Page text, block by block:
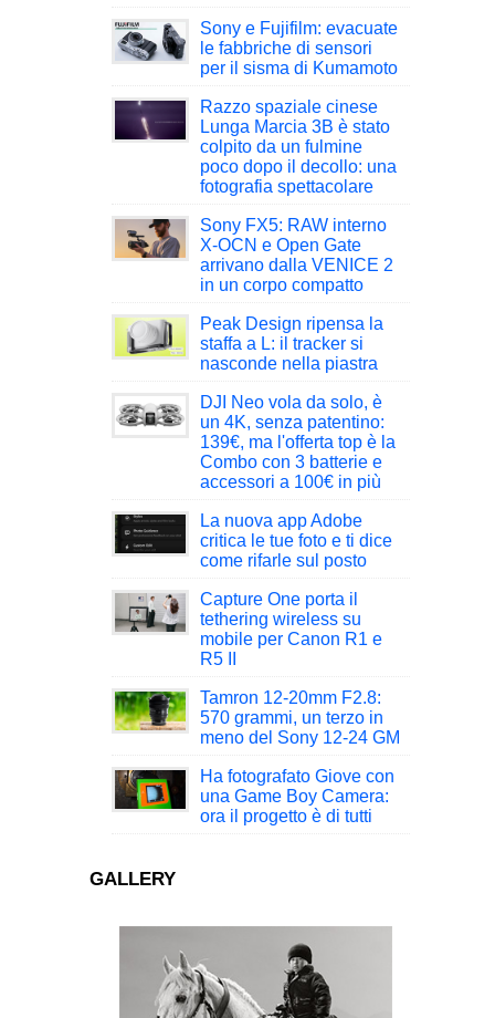
Sony e Fujifilm: evacuate
le fabbriche di sensori
per il sisma di Kumamoto
Razzo spaziale cinese
Lunga Marcia 3B è stato
colpito da un fulmine
poco dopo il decollo: una
fotografia spettacolare
Sony FX5: RAW interno
X-OCN e Open Gate
arrivano dalla VENICE 2
in un corpo compatto
Peak Design ripensa la
staffa a L: il tracker si
nasconde nella piastra
DJI Neo vola da solo, è
un 4K, senza patentino:
139€, ma l'offerta top è la
Combo con 3 batterie e
accessori a 100€ in più
La nuova app Adobe
critica le tue foto e ti dice
come rifarle sul posto
Capture One porta il
tethering wireless su
mobile per Canon R1 e
R5 II
Tamron 12-20mm F2.8:
570 grammi, un terzo in
meno del Sony 12-24 GM
Ha fotografato Giove con
una Game Boy Camera:
ora il progetto è di tutti
GALLERY